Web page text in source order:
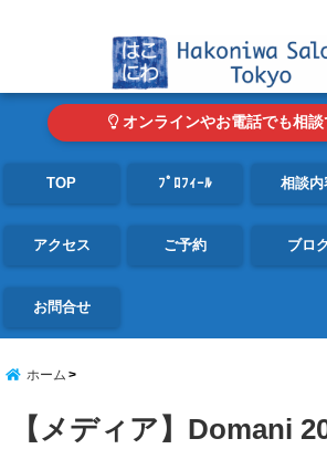
オンラインやお電話でも相談
TOP ﾌﾟﾛﾌｨｰﾙ 相談内
アクセス ご予約 ブロ
お問合せ
ホーム
【メディア】Domani